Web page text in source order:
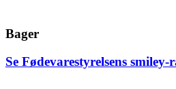
Bager
Se Fødevarestyrelsens